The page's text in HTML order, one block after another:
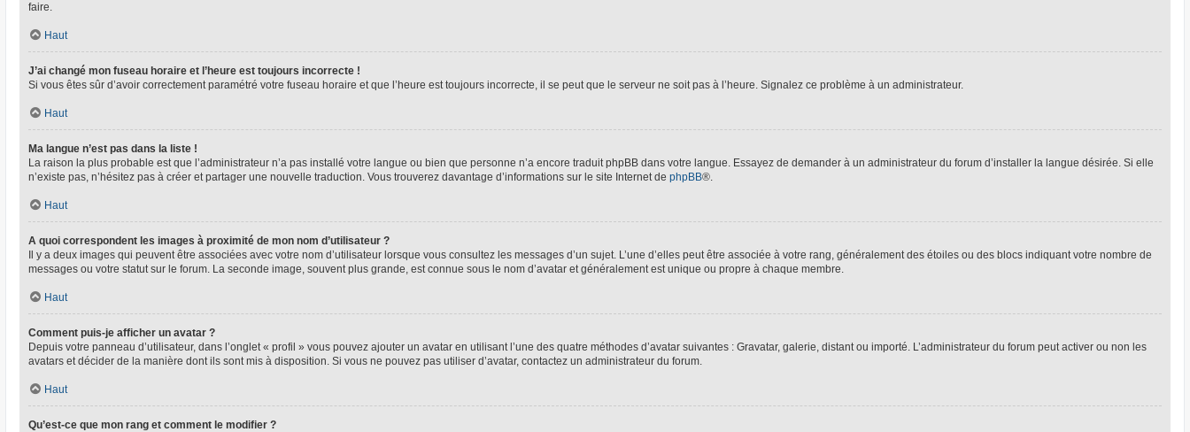
faire.
Haut
J’ai changé mon fuseau horaire et l’heure est toujours incorrecte !
Si vous êtes sûr d’avoir correctement paramétré votre fuseau horaire et que l’heure est toujours incorrecte, il se peut que le serveur ne soit pas à l’heure. Signalez ce problème à un administrateur.
Haut
Ma langue n’est pas dans la liste !
La raison la plus probable est que l’administrateur n’a pas installé votre langue ou bien que personne n’a encore traduit phpBB dans votre langue. Essayez de demander à un administrateur du forum d’installer la langue désirée. Si elle
n’existe pas, n’hésitez pas à créer et partager une nouvelle traduction. Vous trouverez davantage d’informations sur le site Internet de phpBB®.
Haut
A quoi correspondent les images à proximité de mon nom d’utilisateur ?
Il y a deux images qui peuvent être associées avec votre nom d’utilisateur lorsque vous consultez les messages d’un sujet. L’une d’elles peut être associée à votre rang, généralement des étoiles ou des blocs indiquant votre nombre de
messages ou votre statut sur le forum. La seconde image, souvent plus grande, est connue sous le nom d’avatar et généralement est unique ou propre à chaque membre.
Haut
Comment puis-je afficher un avatar ?
Depuis votre panneau d’utilisateur, dans l’onglet « profil » vous pouvez ajouter un avatar en utilisant l’une des quatre méthodes d’avatar suivantes : Gravatar, galerie, distant ou importé. L’administrateur du forum peut activer ou non les
avatars et décider de la manière dont ils sont mis à disposition. Si vous ne pouvez pas utiliser d’avatar, contactez un administrateur du forum.
Haut
Qu’est-ce que mon rang et comment le modifier ?